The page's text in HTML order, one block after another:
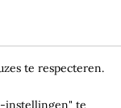
te respecteren.
instellingen" te